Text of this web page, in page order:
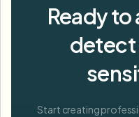
Ready
detect
Start creating